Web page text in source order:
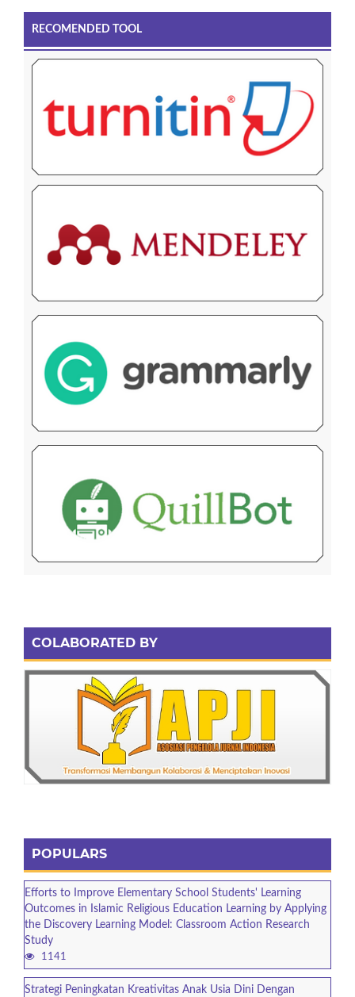
RECOMENDED TOOL
COLABORATED BY
POPULARS
Efforts to Improve Elementary School Students' Learning
Outcomes in Islamic Religious Education Learning by Applying
the Discovery Learning Model: Classroom Action Research
Study
1141
Strategi Peningkatan Kreativitas Anak Usia Dini Dengan